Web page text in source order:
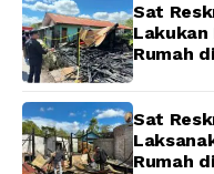
Sat
Lakukan
Rumah
Sat
Rumah